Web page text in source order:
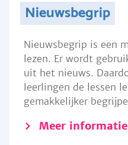
Nieuwsbegrip
Nieuwsbegrip is een
lezen. Er wordt
uit het nieuws.
leerlingen de lessen
gemakkelijker
Meer informatie